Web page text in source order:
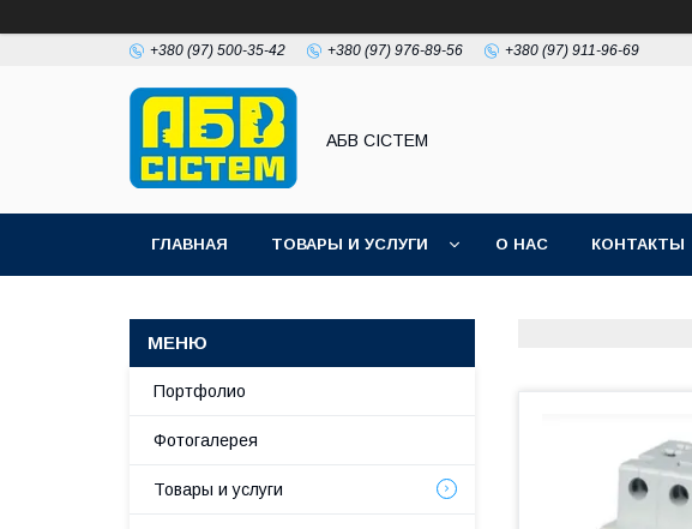
+380 (97) 500-35-42 +380 (97) 976-89-56 +380 (97) 911-96-69
АБВ СІСТЕМ
ГЛАВНАЯ ТОВАРЫ И УСЛУГИ О НАС КОНТАКТЫ
Портфолио
Фотогалерея
Товары и услуги